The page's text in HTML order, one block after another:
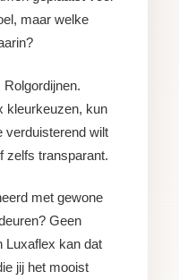
maar welke
kleurkeuzen, kun
verduisterend wilt
zelfs transparant.
met gewone
Geen
Luxaflex kan dat
jij het mooist